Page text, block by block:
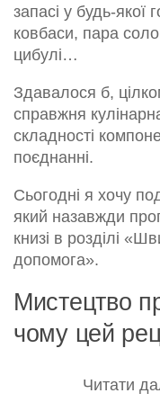
запасі у будь-якої
ковбаси, пара
цибулі…
Здавалося б,
справжня
складності
поєднанні.
Сьогодні я хочу
який назавжди
книзі в розділі
допомога».
Мистецтво
чому цей
Читати